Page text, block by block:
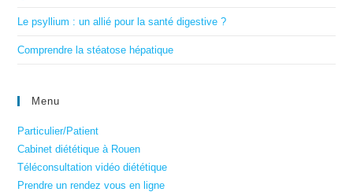
Le psyllium : un allié pour la santé digestive ?
Comprendre la stéatose hépatique
Menu
Particulier/Patient
Cabinet diététique à Rouen
Téléconsultation vidéo diététique
Prendre un rendez vous en ligne